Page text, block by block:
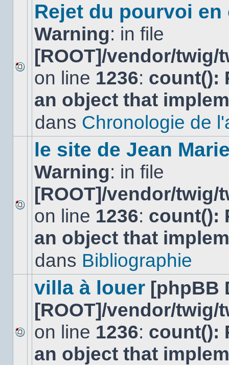
Aucun
nouveau
message
non-
dans
sujet.
Rejet du pourvoi
Warning: in file
[ROOT]/vendor/
on line 1236: count():
an object that
dans Chronologie de
Aucun
nouveau
message
non-
dans
le site de Jean
Warning: in file
[ROOT]/vendor/
on line 1236: count():
an object that
dans Bibliographie
Aucun
nouveau
message
villa à louer [phpBB
[ROOT]/vendor/
on line 1236: count():
an object that